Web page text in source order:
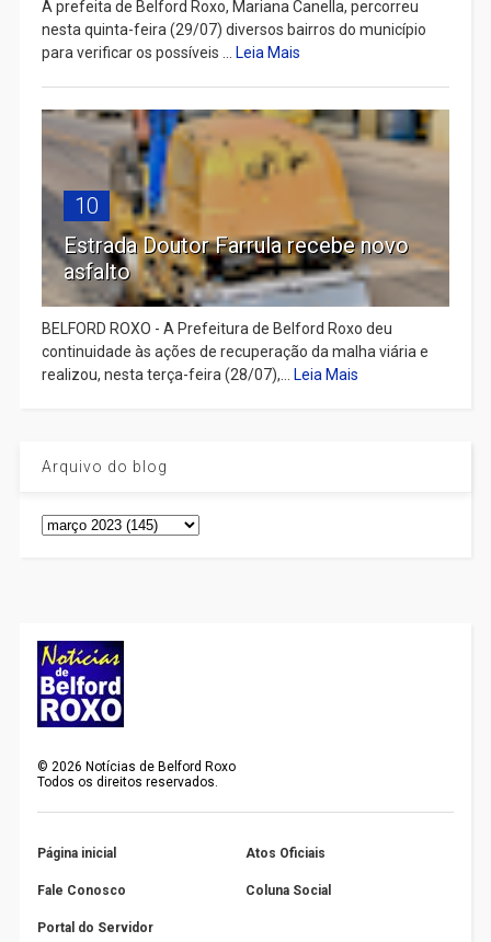
A prefeita de Belford Roxo, Mariana Canella, percorreu
nesta quinta-feira (29/07) diversos bairros do município
para verificar os possíveis ... Leia Mais
10
Estrada Doutor Farrula recebe novo
asfalto
BELFORD ROXO - A Prefeitura de Belford Roxo deu
continuidade às ações de recuperação da malha viária e
realizou, nesta terça-feira (28/07),... Leia Mais
Arquivo do blog
©2026 Notícias de Belford Roxo
Todos os direitos reservados.
Página inicial Atos Oficiais
Fale Conosco Coluna Social
Portal do Servidor